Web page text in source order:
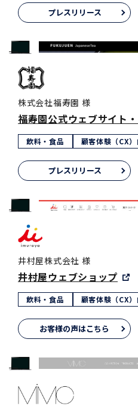
プレスリリース
株式会社福寿園 様
福寿園公式ウェブサイト
飲料・食品 顧客体験（CX
プレスリリース
井村屋株式会社 様
井村屋ウェブショップ
飲料・食品 顧客体験（CX
お客様の声はこちら